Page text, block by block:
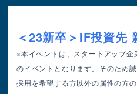
＜23新卒＞IF投資先
※本イベントは、スタートアップ
のイベントとなります。そのため
採用を希望する方以外の属性の方